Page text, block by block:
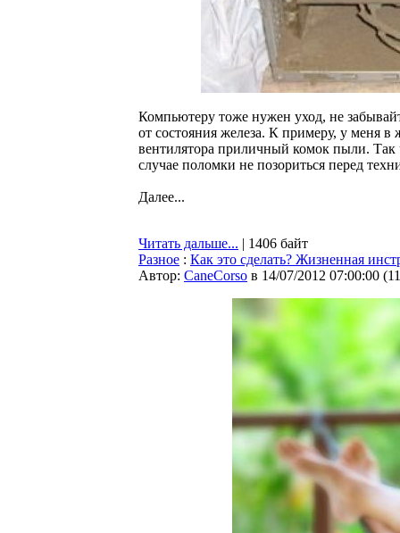
Компьютеру тоже нужен уход, не
от состояния железа. К примеру, у меня в
вентилятора приличный комок пыли. Так
случае поломки не позориться перед
Далее...
Читать дальше... | 1406 байт
Разное : Как это сделать? Жизненная
Автор: CaneCorso в 14/07/2012 07:00:00 (